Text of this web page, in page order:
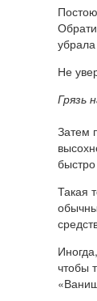
Не
Грязь
Затем
Такая
чтобы